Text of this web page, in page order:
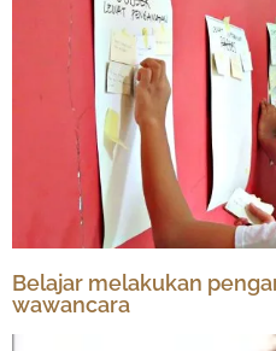
Belajar melakukan
wawancara